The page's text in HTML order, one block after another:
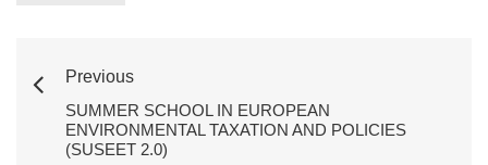
Previous
SUMMER SCHOOL IN EUROPEAN
ENVIRONMENTAL TAXATION AND POLICIES
(SUSEET 2.0)